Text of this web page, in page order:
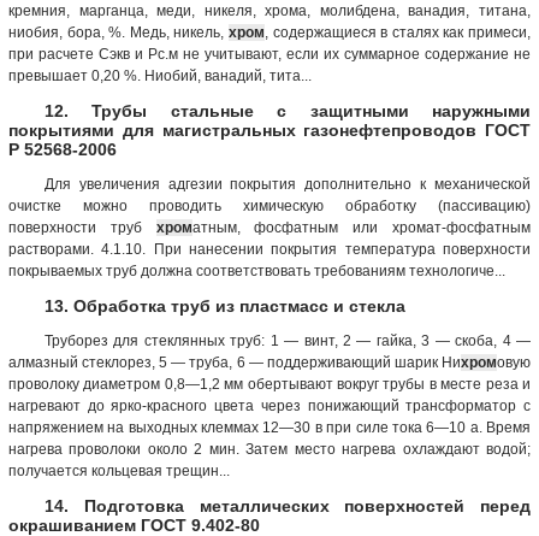
кремния, марганца, меди, никеля, хрома, молибдена, ванадия, титана,
ниобия, бора, %. Медь, никель, хром , содержащиеся в сталях как примеси,
при расчете Сэкв и Рс.м не учитывают, если их суммарное содержание не
превышает 0,20 %. Ниобий, ванадий, тита...
12. Трубы стальные с защитными наружными
покрытиями для магистральных газонефтепроводов ГОСТ
Р 52568-2006
Для увеличения адгезии покрытия дополнительно к механической
очистке можно проводить химическую обработку (пассивацию)
поверхности труб хроматным, фосфатным или хромат-фосфатным
растворами. 4.1.10. При нанесении покрытия температура поверхности
покрываемых труб должна соответствовать требованиям технологиче...
13. Обработка труб из пластмасс и стекла
Труборез для стеклянных труб: 1 — винт, 2 — гайка, 3 — скоба, 4 —
алмазный стеклорез, 5 — труба, 6 — поддерживающий шарик Нихромовую
проволоку диаметром 0,8—1,2 мм обертывают вокруг трубы в месте реза и
нагревают до ярко-красного цвета через понижающий трансформатор с
напряжением на выходных клеммах 12—30 в при силе тока 6—10 а. Время
нагрева проволоки около 2 мин. Затем место нагрева охлаждают водой;
получается кольцевая трещин...
14. Подготовка металлических поверхностей перед
окрашиванием ГОСТ 9.402-80